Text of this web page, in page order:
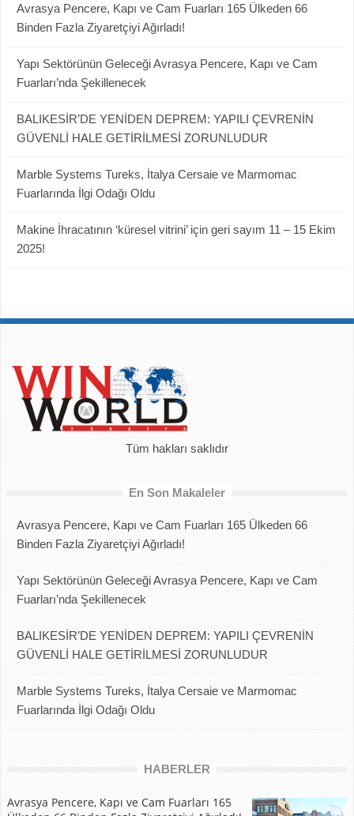
Avrasya Pencere, Kapı ve Cam Fuarları 165 Ülkeden 66
Binden Fazla Ziyaretçiyi Ağırladı!
Yapı Sektörünün Geleceği Avrasya Pencere, Kapı ve Cam
Fuarları’nda Şekillenecek
BALIKESİR’DE YENİDEN DEPREM: YAPILI ÇEVRENİN
GÜVENLİ HALE GETİRİLMESİ ZORUNLUDUR
Marble Systems Tureks, İtalya Cersaie ve Marmomac
Fuarlarında İlgi Odağı Oldu
Makine İhracatının ‘küresel vitrini’ için geri sayım 11 – 15 Ekim
2025!
Tüm hakları saklıdır
En Son Makaleler
Avrasya Pencere, Kapı ve Cam Fuarları 165 Ülkeden 66
Binden Fazla Ziyaretçiyi Ağırladı!
Yapı Sektörünün Geleceği Avrasya Pencere, Kapı ve Cam
Fuarları’nda Şekillenecek
BALIKESİR’DE YENİDEN DEPREM: YAPILI ÇEVRENİN
GÜVENLİ HALE GETİRİLMESİ ZORUNLUDUR
Marble Systems Tureks, İtalya Cersaie ve Marmomac
Fuarlarında İlgi Odağı Oldu
HABERLER
Avrasya Pencere, Kapı ve Cam Fuarları 165